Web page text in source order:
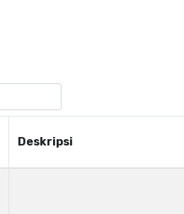
Deskripsi